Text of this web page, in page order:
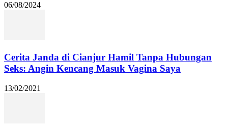
06/08/2024
Cerita Janda di Cianjur Hamil Tanpa Hubungan
Seks: Angin Kencang Masuk Vagina Saya
13/02/2021